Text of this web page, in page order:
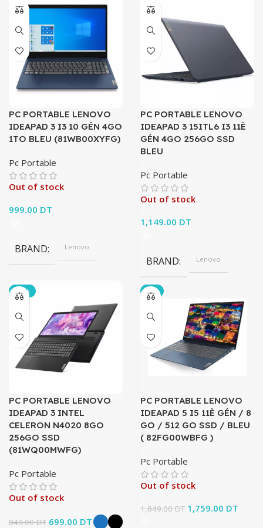
PC PORTABLE LENOVO
IDEAPAD 3 I3 10 GÉN 4GO
1TO BLEU (81WB00XYFG)
Pc Portable
Out of stock
999.00 DT
BRAND Lenovo
PC PORTABLE LENOVO
IDEAPAD 3 15ITL6 I3 11È
GÉN 4GO 256GO SSD
BLEU
Pc Portable
Out of stock
1,149.00 DT
BRAND Lenovo
-18%
PC PORTABLE LENOVO
IDEAPAD 3 INTEL
CELERON N4020 8GO
256GO SSD
(81WQ00MWFG)
Pc Portable
Out of stock
849.00DT Le prix initial
699.00 DTLe prix
-5%
PC PORTABLE LENOVO
IDEAPAD 5 I5 11È GÉN / 8
GO / 512 GO SSD / BLEU
( 82FG00WBFG )
Pc Portable
Out of stock
1,849.00DT Le prix initial
1,759.00 DT